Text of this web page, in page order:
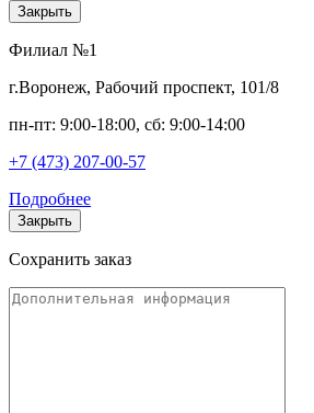
Закрыть
Филиал №1
г.Воронеж, Рабочий проспект, 101/8
пн-пт: 9:00-18:00, сб: 9:00-14:00
+7 (473) 207-00-57
Подробнее
Закрыть
Сохранить заказ